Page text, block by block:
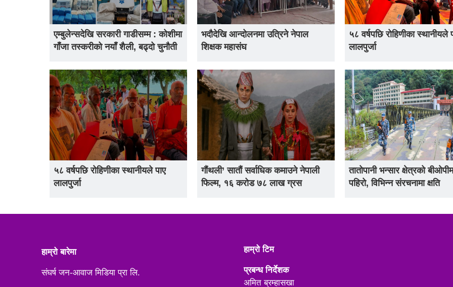
एम्बुलेन्सदेखि सरकारी गाडीसम्म : कोशीमा
गाँजा तस्करीको नयाँ शैली, बढ्दो चुनौती
भदौदेखि आन्दोलनमा उत्रिने नेपाल
शिक्षक महासंघ
५८ वर्षपछि रोहिणीका स्थानीयले
लालपुर्जा
५८ वर्षपछि रोहिणीका स्थानीयले पाए
लालपुर्जा
गौंथली’ सातौं सर्वाधिक कमाउने नेपाली
फिल्म, १६ करोड ७८ लाख ग्रस
तातोपानी भन्सार क्षेत्रको
पहिरो, विभिन्न संरचनामा क्षति
हाम्रो बारेमा
संघर्ष जन-आवाज मिडिया प्रा लि.
हाम्रो टिम
प्रबन्ध निर्देशक
अमित ब्रम्हासखा